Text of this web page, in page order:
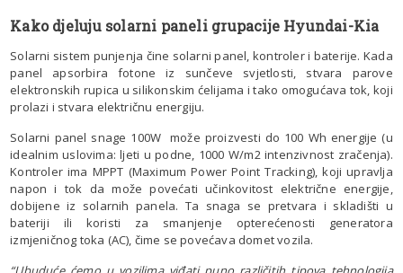
Kako djeluju solarni paneli grupacije Hyundai-Kia
Solarni sistem punjenja čine solarni panel, kontroler i baterije. Kada
panel apsorbira fotone iz sunčeve svjetlosti, stvara parove
elektronskih rupica u silikonskim ćelijama i tako omogućava tok, koji
prolazi i stvara električnu energiju.
Solarni panel snage 100W može proizvesti do 100 Wh energije (u
idealnim uslovima: ljeti u podne, 1000 W/m2 intenzivnost zračenja).
Kontroler ima MPPT (Maximum Power Point Tracking), koji upravlja
napon i tok da može povećati učinkovitost električne energije,
dobijene iz solarnih panela. Ta snaga se pretvara i skladišti u
bateriji ili koristi za smanjenje opterećenosti generatora
izmjeničnog toka (AC), čime se povećava domet vozila.